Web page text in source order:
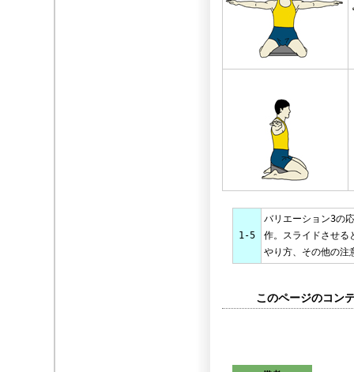
1-5
バリエーション3の
作。スライドさせる
やり方、その他の注
このページのコン